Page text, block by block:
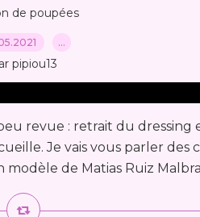
de poupées
…
pipiou13
revue : retrait du dressing
Je vais vous parler des
de Matias Ruiz